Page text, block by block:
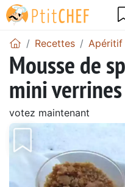
Recettes Apéritif
Mousse de
mini verrines
votez maintenant